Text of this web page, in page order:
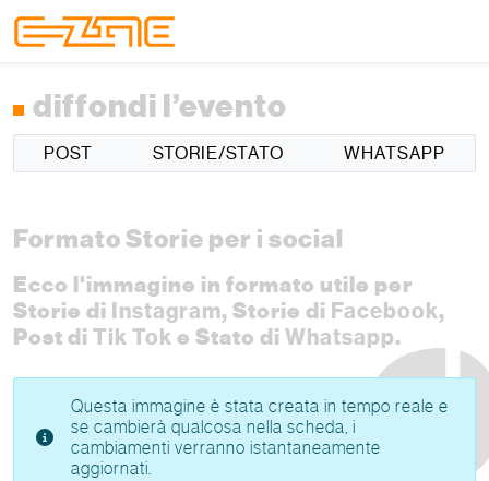
diffondi l’evento
POST STORIE/STATO WHATSAPP
Formato Storie per i social
Ecco l'immagine in formato utile per
Storie di Instagram, Storie di Facebook,
Post di Tik Tok e Stato di Whatsapp.
Questa immagine è stata creata in tempo reale e
se cambierà qualcosa nella scheda, i
cambiamenti verranno istantaneamente
aggiornati.